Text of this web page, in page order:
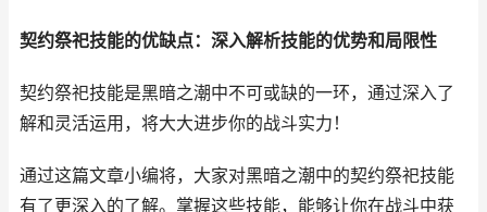
契约祭祀技能的优缺点：深入解析技能的优势和局限性
契约祭祀技能是黑暗之潮中不可或缺的一环，通过深入了
解和灵活运用，将大大进步你的战斗实力！
通过这篇文章小编将，大家对黑暗之潮中的契约祭祀技能
有了更深入的了解。掌握这些技能，能够让你在战斗中获